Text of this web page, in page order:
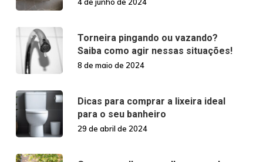
Torneira pingando ou vazando?
Saiba como agir nessas situações!
8 de maio de 2024
Dicas para comprar a lixeira ideal
para o seu banheiro
29 de abril de 2024